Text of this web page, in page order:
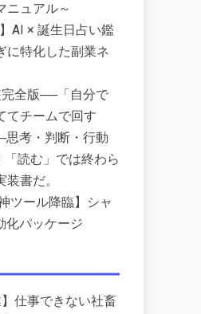
ニュアル～
AI × 誕生日占い鑑
に特化した副業ネ
全版──「自分で
てチームで回す
思考・判断・行動
読む」では終わら
書だ。
ツール降臨】シャ
化パッケージ
】仕事できない社畜